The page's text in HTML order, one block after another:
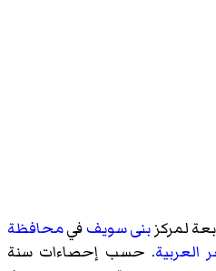
لمركزبنى سويففيمحافظة
. حسب إحصاءات سنة